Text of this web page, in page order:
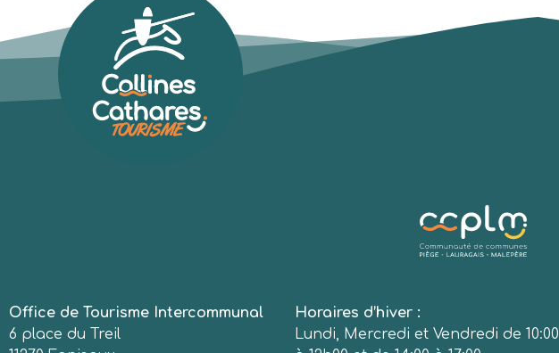
Office de Tourisme Intercommunal
6 place du Treil
Horaires d’hiver :
Lundi, Mercredi et Vendredi de 10:00